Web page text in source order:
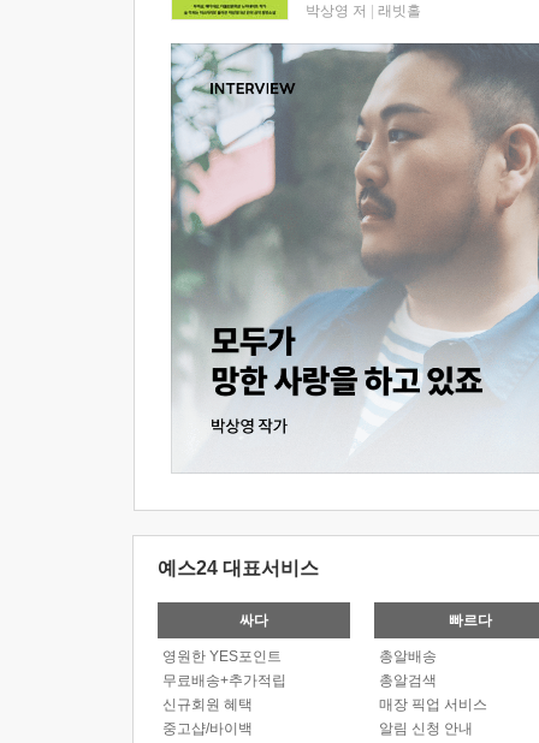
박상영 저 래빗홀
예스24 대표서비스
싸다
영원한 YES포인트
무료배송+추가적립
신규회원 혜택
중고샵/바이백
빠르다
총알배송
총알검색
매장 픽업 서비스
알림 신청 안내